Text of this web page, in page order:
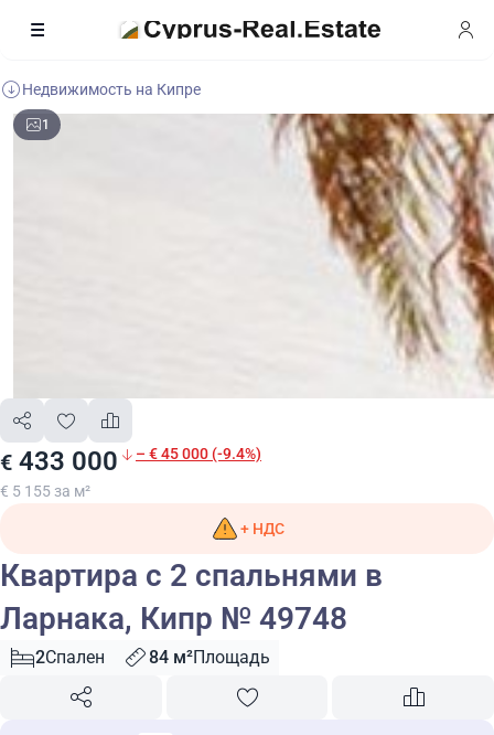
Недвижимость на Кипре
1
€ 433 000 – € 45 000 (-9.4%)
€ 5 155 за м²
+ НДС
Квартира с 2 спальнями в
Ларнака, Кипр № 49748
2Спален 84 м²Площадь